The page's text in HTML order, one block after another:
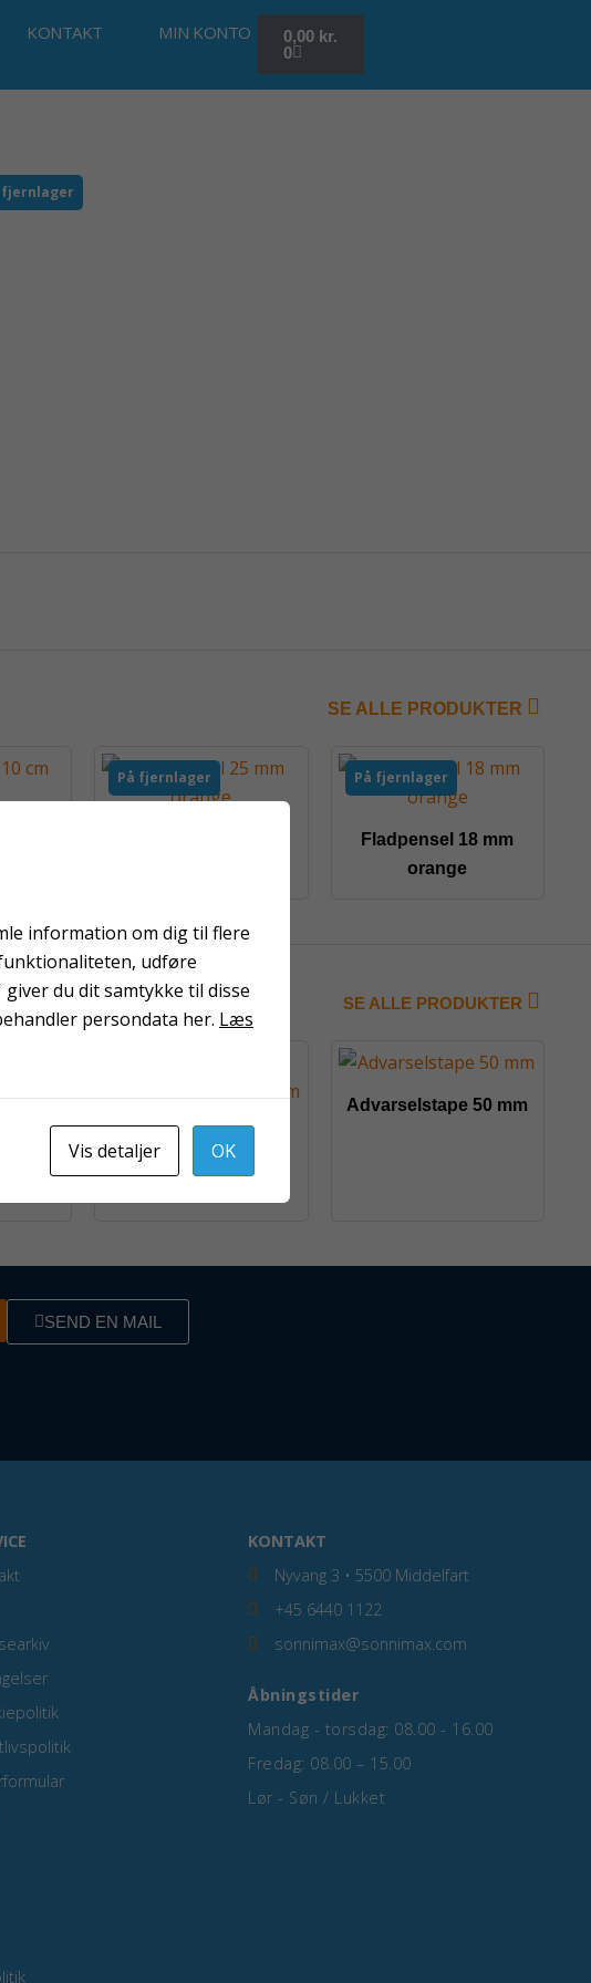
KONTAKT MIN KONTO 0,00 kr.
0
fjernlager
SE ALLE PRODUKTER
På fjernlager På fjernlager
Fladpensel 18 mm
orange
SE ALLE PRODUKTER
Top Core
Afdækningstape 38
Advarselstape 50 mm
SEND EN MAIL
KONTAKT
Nyvang 3 • 5500 Middelfart
+45 6440 1122
sonnimax@sonnimax.com
Åbningstider
Mandag - torsdag: 08.00 - 16.00
Fredag: 08.00 – 15.00
Lør - Søn / Lukket
information om dig til flere
udføre
du dit samtykke til disse
persondata her. Læs
Vis detaljer OK